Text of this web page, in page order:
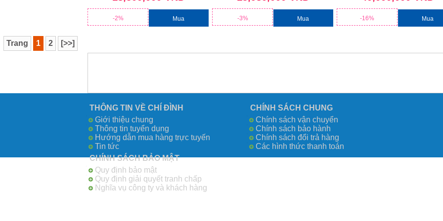
-2% Mua -3% Mua -16% Mua
Trang 1 2 [>>]
THÔNG TIN VỀ CHÍ ĐÌNH
Giới thiệu chung
Thông tin tuyển dụng
Hướng dẫn mua hàng trực tuyến
Tin tức
CHÍNH SÁCH CHUNG
Chính sách vận chuyển
Chính sách bảo hành
Chính sách đổi trả hàng
Các hình thức thanh toán
CHÍNH SÁCH BẢO MẬT
Quy định bảo mật
Quy định giải quyết tranh chấp
Nghĩa vụ công ty và khách hàng